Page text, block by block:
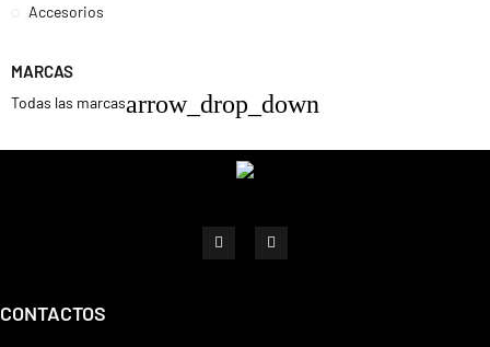
Accesorios
MARCAS
Todas las marcasarrow_drop_down
CONTACTOS